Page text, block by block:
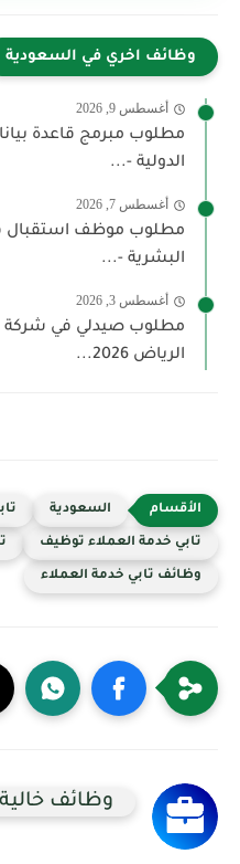
وظائف اخري في السعودية
أغسطس 9, 2026
مطلوب مبرمج قاعدة
الدولية -...
أغسطس 7, 2026
مطلوب موظف استقبال
البشرية -...
أغسطس 3, 2026
مطلوب صيدلي في شركة
الرياض 2026...
السعودية
تابي خدمة العملاء توظيف
وظائف تابي خدمة العملاء
وظائف